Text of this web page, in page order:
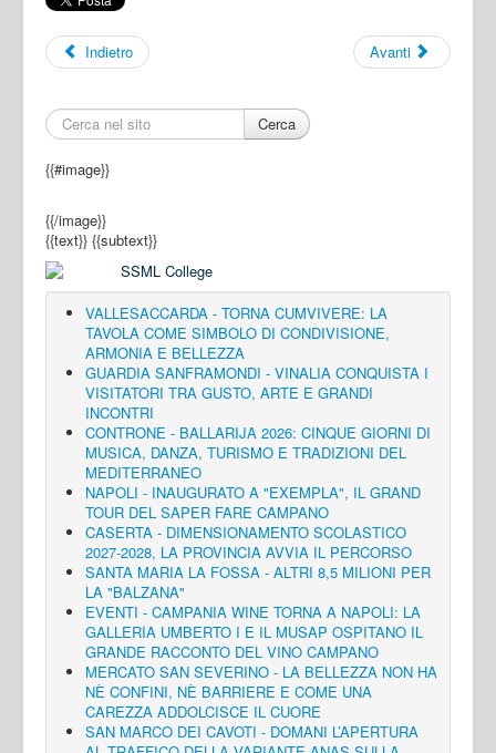
Indietro Avanti
Cerca
{{#image}}
{{/image}}
{{text}} {{subtext}}
VALLESACCARDA - TORNA CUMVIVERE: LA
TAVOLA COME SIMBOLO DI CONDIVISIONE,
ARMONIA E BELLEZZA
GUARDIA SANFRAMONDI - VINALIA CONQUISTA I
VISITATORI TRA GUSTO, ARTE E GRANDI
INCONTRI
CONTRONE - BALLARIJA 2026: CINQUE GIORNI DI
MUSICA, DANZA, TURISMO E TRADIZIONI DEL
MEDITERRANEO
NAPOLI - INAUGURATO A "EXEMPLA", IL GRAND
TOUR DEL SAPER FARE CAMPANO
CASERTA - DIMENSIONAMENTO SCOLASTICO
2027-2028, LA PROVINCIA AVVIA IL PERCORSO
SANTA MARIA LA FOSSA - ALTRI 8,5 MILIONI PER
LA "BALZANA"
EVENTI - CAMPANIA WINE TORNA A NAPOLI: LA
GALLERIA UMBERTO I E IL MUSAP OSPITANO IL
GRANDE RACCONTO DEL VINO CAMPANO
MERCATO SAN SEVERINO - LA BELLEZZA NON HA
NÈ CONFINI, NÈ BARRIERE E COME UNA
CAREZZA ADDOLCISCE IL CUORE
SAN MARCO DEI CAVOTI - DOMANI L’APERTURA